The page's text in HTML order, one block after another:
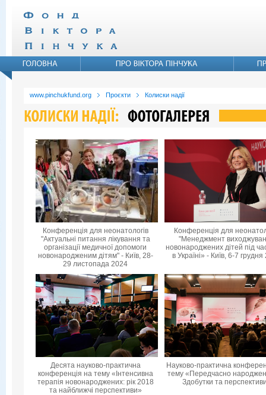
www.pinchukfund.org Проєкти Колиски надії
Конференція для неонатологів
"Актуальні питання лікування та
організації медичної допомоги
новонародженим дітям" - Київ, 28-
29 листопада 2024
Конференція для
"Менеджмент
новонароджених дітей під
в Україні» - Київ, 6-7
Десята науково-практична
конференцiя на тему «Інтенсивна
терапія новонароджених: рік 2018
та найближчі перспективи»
Науково-практична
тему «Передчасно
Здобутки та